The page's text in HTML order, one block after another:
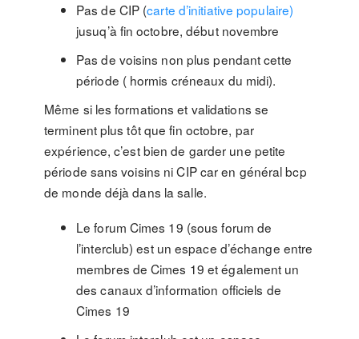
Pas de CIP (carte d’initiative populaire)
jusuq’à fin octobre, début novembre
Pas de voisins non plus pendant cette
période ( hormis créneaux du midi).
Même si les formations et validations se
terminent plus tôt que fin octobre, par
expérience, c’est bien de garder une petite
période sans voisins ni CIP car en général bcp
de monde déjà dans la salle.
Le forum Cimes 19 (sous forum de
l’interclub) est un espace d’échange entre
membres de Cimes 19 et également un
des canaux d’information officiels de
Cimes 19